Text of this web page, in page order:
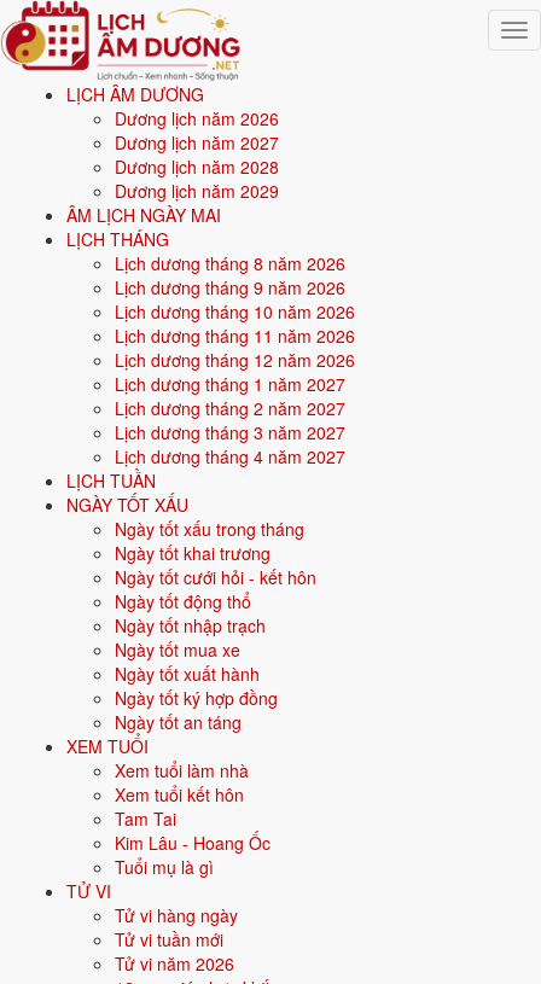
LỊCH ÂM DƯƠNG
Dương lịch năm 2026
Dương lịch năm 2027
Dương lịch năm 2028
Dương lịch năm 2029
ÂM LỊCH NGÀY MAI
LỊCH THÁNG
Lịch dương tháng 8 năm 2026
Lịch dương tháng 9 năm 2026
Lịch dương tháng 10 năm 2026
Lịch dương tháng 11 năm 2026
Lịch dương tháng 12 năm 2026
Lịch dương tháng 1 năm 2027
Lịch dương tháng 2 năm 2027
Lịch dương tháng 3 năm 2027
Lịch dương tháng 4 năm 2027
LỊCH TUẦN
NGÀY TỐT XẤU
Ngày tốt xấu trong tháng
Ngày tốt khai trương
Ngày tốt cưới hỏi - kết hôn
Ngày tốt động thổ
Ngày tốt nhập trạch
Ngày tốt mua xe
Ngày tốt xuất hành
Ngày tốt ký hợp đồng
Ngày tốt an táng
XEM TUỔI
Xem tuổi làm nhà
Xem tuổi kết hôn
Tam Tai
Kim Lâu - Hoang Ốc
Tuổi mụ là gì
TỬ VI
Tử vi hàng ngày
Tử vi tuần mới
Tử vi năm 2026
Trang chủ
Mệnh ngũ hành
Sinh năm 1968
Sinh năm1968mệnh gì? Mậu Thân Đại Trạch Thổ -
mệnh Thổ
Người sinh năm 1968là tuổiMậu Thân(con Khỉ), nạp âm
Đất nền nhà, mệnhThổ. Năm2026 59 tuổi mụ
Sinh năm 1968(Mậu Thân, con Khỉ) thuộc mệnh
Trạch Thổ .
Màu hợp:Vàng đất, Nâu, Be.
Đông Bắc.
Vận khí khi sinh:Vận 6 Lục Bạch Kim (1964-1983) - Quyền lực, công
2026: 59 tuổi mụ, năm Bính Ngọ - Bình hoà với Thái Tuế.
Sinh năm 1968 là tuổi gì, mệnh gì?
Người sinh năm1968là tuổiMậu Thân
, mệnhThổ. Màu hợp gồm Vàng đất, Nâu, Be; hướng hợp là
Trung tâm, Tây Nam, Đông Bắc. Bảng dưới đây tóm tắt 10 chỉ số cốt
Năm sinh dương
1968
Mậu Thân
Thân - Con Khỉ